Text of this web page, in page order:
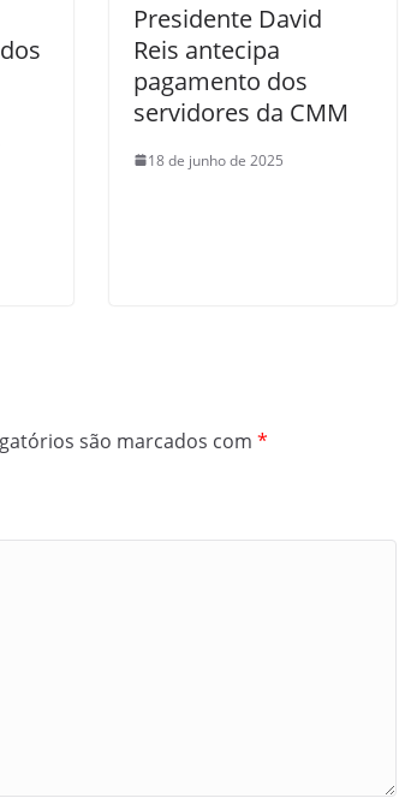
Presidente David
Reis antecipa
pagamento dos
servidores da CMM
18 de junho de 2025
são marcados com *